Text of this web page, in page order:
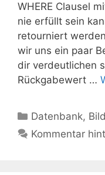
WHERE Clausel
nie erfüllt sein
retourniert
wir uns ein paar
dir verdeutlichen
Rückgabewert …
Kategorien
Datenbank,
Kommentar